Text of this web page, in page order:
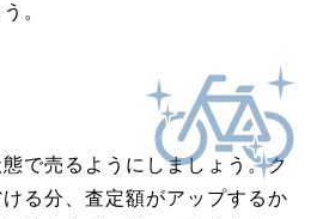
。
で売るようにしましょう。ク
る分、査定額がアップするか